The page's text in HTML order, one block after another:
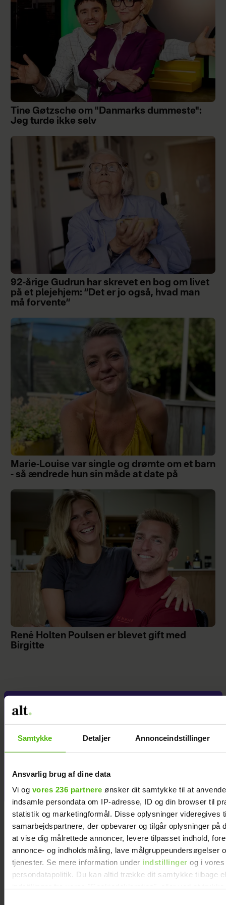
Samtykke Detaljer Annonceindstillinger
Ansvarlig brug af dine data
Vi og vores 236 partnere ønsker dit samtykke til at
indsamle persondata om IP-adresse, ID og din browser til
statistik og marketingformål. Disse oplysninger videregives
samarbejdspartnere, der opbevarer og tilgår oplysninger på
at vise dig målrettede annoncer, levere tilpasset indhold,
annonce- og indholdsmåling, lave målgruppeundersøgelser
tjenester. Se mere information under indstillinger og i vores
persondatapolitik. Du kan altid trække dit samtykke tilbage
Tine Gøtzsche om "Danmarks dummeste":
Jeg turde ikke selv
92-årige Gudrun har skrevet en bog om livet
på et plejehjem: ”Det er jo også, hvad man
må forvente”
Marie-Louise var single og drømte om et barn
- så ændrede hun sin måde at date på
René Holten Poulsen er blevet gift med
Birgitte
jeg en dag gik
forbi hans hus,